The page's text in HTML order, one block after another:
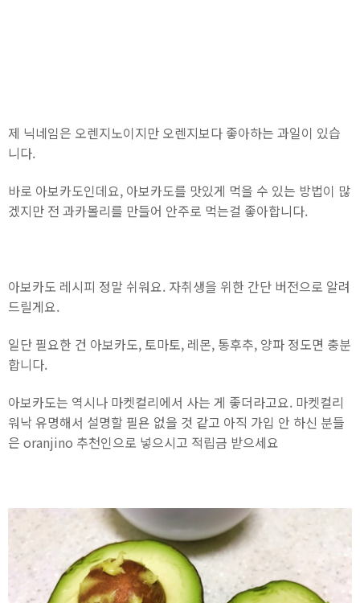
제 닉네임은 오렌지노이지만 오렌지보다 좋아하는 과일이 있습
니다.
바로 아보카도인데요, 아보카도를 맛있게 먹을 수 있는 방법이 많
겠지만 전 과카몰리를 만들어 안주로 먹는걸 좋아합니다.
아보카도 레시피 정말 쉬워요. 자취생을 위한 간단 버전으로 알려
드릴게요.
일단 필요한 건 아보카도, 토마토, 레몬, 통후추, 양파 정도면 충분
합니다.
아보카도는 역시나 마켓컬리에서 사는 게 좋더라고요. 마켓컬리
워낙 유명해서 설명할 필욘 없을 것 같고 아직 가입 안 하신 분들
은 oranjino 추천인으로 넣으시고 적립금 받으세요